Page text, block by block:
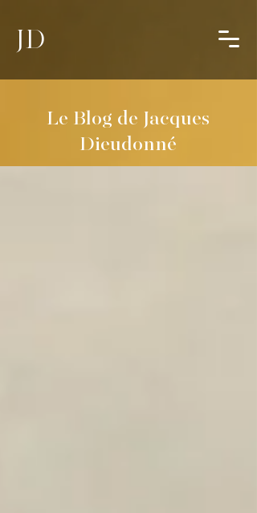
JD
Le Blog de Jacques
Dieudonné